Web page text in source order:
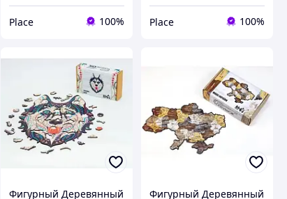
Place 100% Place 100%
Фигурный Деревянный
Фигурный Деревянный